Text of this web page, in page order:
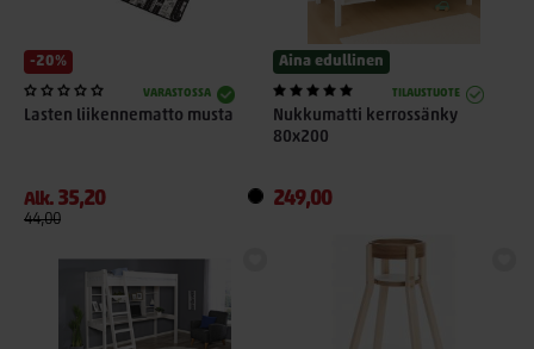
-20%
VARASTOSSA
Lasten liikennematto musta
Alk. 35,20
44,00
Aina edullinen
TILAUSTUOTE
Nukkumatti kerrossänky
80x200
249,00